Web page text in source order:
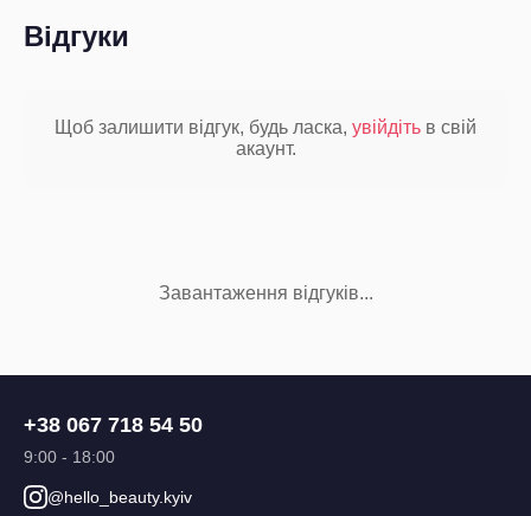
Відгуки
Щоб залишити відгук, будь ласка, увійдіть в свій
акаунт.
Завантаження відгуків...
+38 067 718 54 50
9:00 - 18:00
@hello_beauty.kyiv